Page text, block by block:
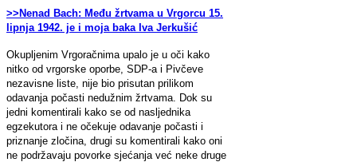
>>Nenad Bach: Među žrtvama u Vrgorcu 15.
lipnja 1942. je i moja baka Iva Jerkušić
Okupljenim Vrgoračnima upalo je u oči kako
nitko od vrgorske oporbe, SDP-a i Pivčeve
nezavisne liste, nije bio prisutan prilikom
odavanja počasti nedužnim žrtvama. Dok su
jedni komentirali kako se od nasljednika
egzekutora i ne očekuje odavanje počasti i
priznanje zločina, drugi su komentirali kako oni
ne podržavaju povorke sjećanja već neke druge